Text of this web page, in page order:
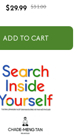
Nội Dung
$29.99 $31.00
ADD TO CART